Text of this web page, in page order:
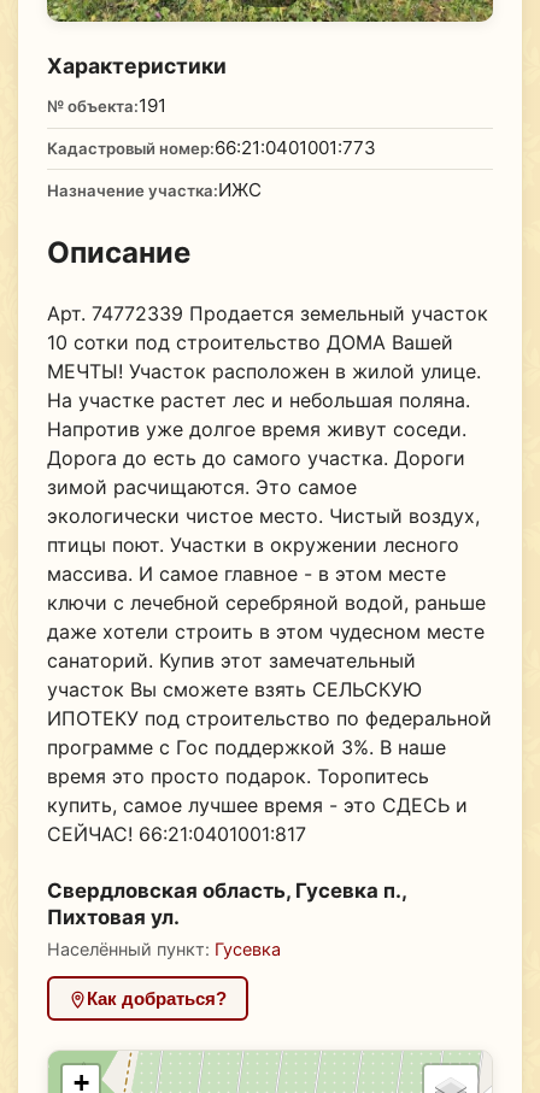
Характеристики
№ объекта:191
Кадастровый номер:66:21:0401001:773
Назначение участка:ИЖС
Описание
Арт. 74772339 Продается земельный участок
10 сотки под строительство ДОМА Вашей
МЕЧТЫ! Участок расположен в жилой улице.
На участке растет лес и небольшая поляна.
Напротив уже долгое время живут соседи.
Дорога до есть до самого участка. Дороги
зимой расчищаются. Это самое
экологически чистое место. Чистый воздух,
птицы поют. Участки в окружении лесного
массива. И самое главное - в этом месте
ключи с лечебной серебряной водой, раньше
даже хотели строить в этом чудесном месте
санаторий. Купив этот замечательный
участок Вы сможете взять СЕЛЬСКУЮ
ИПОТЕКУ под строительство по федеральной
программе с Гос поддержкой 3%. В наше
время это просто подарок. Торопитесь
купить, самое лучшее время - это СДЕСЬ и
СЕЙЧАС! 66:21:0401001:817
Свердловская область, Гусевка п.,
Пихтовая ул.
Населённый пункт: Гусевка
Как добраться?
+